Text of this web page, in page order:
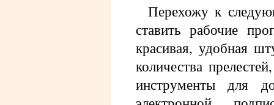
Перехожу к
ставить рабочие
красивая, удобная
количества
инструменты для